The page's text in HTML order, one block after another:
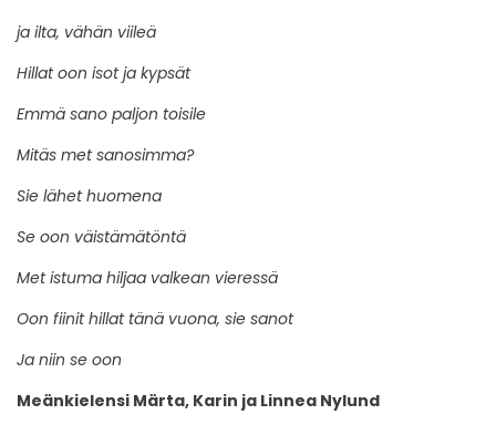
ja ilta, vähän viileä
Hillat oon isot ja kypsät
Emmä sano paljon toisile
Mitäs met sanosimma?
Sie lähet huomena
Se oon väistämätöntä
Met istuma hiljaa valkean vieressä
Oon fiinit hillat tänä vuona, sie sanot
Ja niin se oon
Meänkielensi Märta, Karin ja Linnea Nylund